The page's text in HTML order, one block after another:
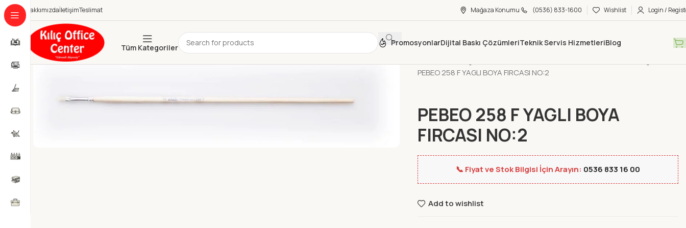
HakkımızdaİletişimTeslimat Mağaza Konumu (0536) 833-1600 Wishlist Login /
Tüm Kategoriler
PromosyonlarDijital Baskı ÇözümleriTeknik Servis HizmetleriBlog
PEBEO 258 F YAGLI BOYA FIRCASI NO:2
PEBEO 258 F YAGLI BOYA
FIRCASI NO:2
📞 Fiyat ve Stok Bilgisi İçin Arayın: 0536 833 16 00
Add to wishlist